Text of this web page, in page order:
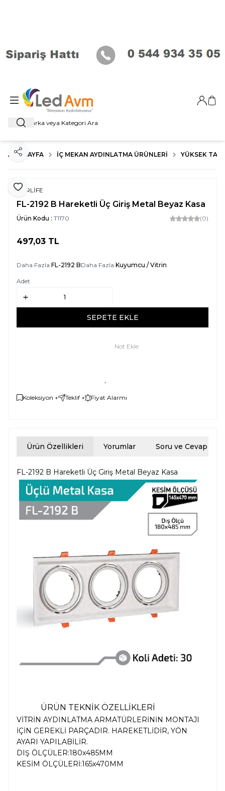
Ara
Giriş
ANA SAYFA İÇ MEKAN AYDINLATMA ÜRÜNLERI YÜKSEK
Favoriye Ekle
Paylaş
FORLİFE
FL-2192 B Hareketli Üç Giriş Metal Beyaz Kasa
Ürün Kodu : T1170 (0)
497,03 TL
Daha Fazla FL-2192 BDaha Fazla Kuyumcu / Vitrin
Adet
SEPETE EKLE
Not Ekle
Koleksiyon + Teklif + Fiyat Alarmı
Ürün Özellikleri Yorumlar Soru ve Cevap
FL-2192 B Hareketli Üç Giriş Metal Beyaz Kasa
ÜRÜN TEKNİK ÖZELLİKLERİ
VİTRİN AYDINLATMA ARMATÜRLERİNİN MONTAJI
İÇİN GEREKLİ PARÇADIR. HAREKETLİDİR, YÖN
AYARI YAPILABİLİR.
DIŞ ÖLÇÜLER:180x485MM
KESİM ÖLÇÜLERİ:165x470MM